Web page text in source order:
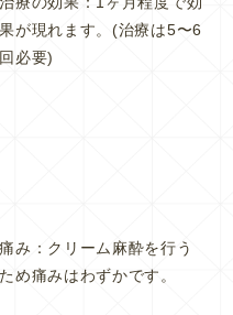
果が現れます。(治療は5〜6
回必要)
痛み：クリーム麻酔を行う
ため痛みはわずかです。